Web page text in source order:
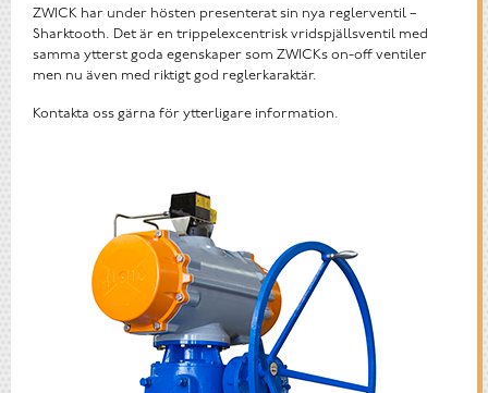
ZWICK har under hösten presenterat sin nya reglerventil –
Sharktooth. Det är en trippelexcentrisk vridspjällsventil med
samma ytterst goda egenskaper som ZWICKs on-off ventiler
men nu även med riktigt god reglerkaraktär.
Kontakta oss gärna för ytterligare information.